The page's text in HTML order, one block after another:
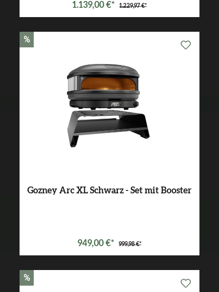
1.139,00 €* 1.229,97 €*
%
Gozney Arc XL Schwarz - Set mit Booster
949,00 €* 999,98 €*
%